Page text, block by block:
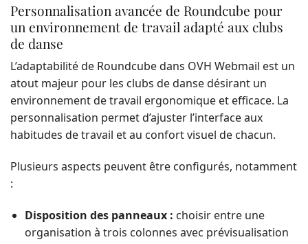
Personnalisation avancée de Roundcube pour
un environnement de travail adapté aux clubs
de danse
L’adaptabilité de Roundcube dans OVH Webmail est un
atout majeur pour les clubs de danse désirant un
environnement de travail ergonomique et efficace. La
personnalisation permet d’ajuster l’interface aux
habitudes de travail et au confort visuel de chacun.
Plusieurs aspects peuvent être configurés, notamment
:
Disposition des panneaux : choisir entre une
organisation à trois colonnes avec prévisualisation